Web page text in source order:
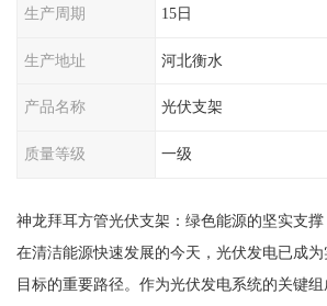
生产周期 15日
生产地址 河北衡水
产品名称 光伏支架
质量等级 一级
神龙拜耳方管光伏支架：绿色能源的坚实支撑
在清洁能源快速发展的今天，光伏发电已成
目标的重要路径。作为光伏发电系统的关键